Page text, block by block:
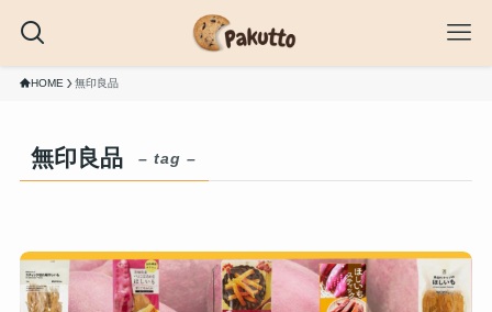
HOME 無印良品
無印良品 – tag –